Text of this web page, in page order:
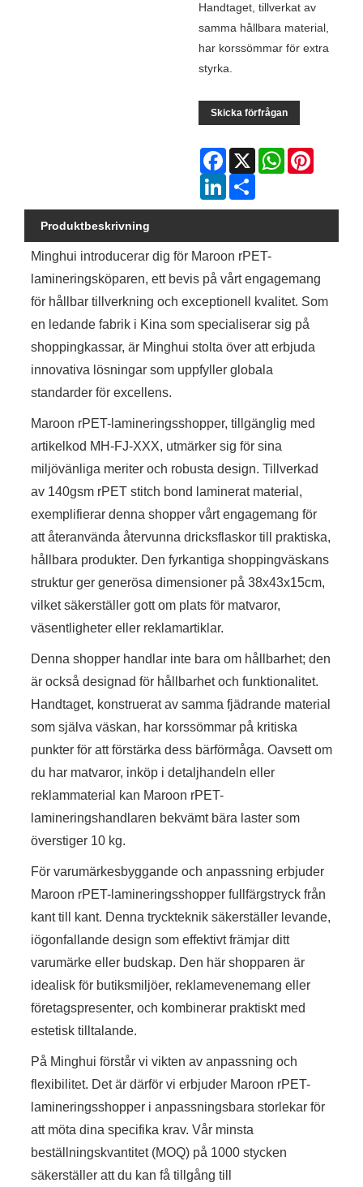
Handtaget, tillverkat av
samma hållbara material,
har korssömmar för extra
styrka.
Skicka förfrågan
Facebook
X WhatsApp
LinkedIn
Produktbeskrivning
Minghui introducerar dig för Maroon rPET-
lamineringsköparen, ett bevis på vårt engagemang
för hållbar tillverkning och exceptionell kvalitet. Som
en ledande fabrik i Kina som specialiserar sig på
shoppingkassar, är Minghui stolta över att erbjuda
innovativa lösningar som uppfyller globala
standarder för excellens.
Maroon rPET-lamineringsshopper, tillgänglig med
artikelkod MH-FJ-XXX, utmärker sig för sina
miljövänliga meriter och robusta design. Tillverkad
av 140gsm rPET stitch bond laminerat material,
exemplifierar denna shopper vårt engagemang för
att återanvända återvunna dricksflaskor till praktiska,
hållbara produkter. Den fyrkantiga shoppingväskans
struktur ger generösa dimensioner på 38x43x15cm,
vilket säkerställer gott om plats för matvaror,
väsentligheter eller reklamartiklar.
Denna shopper handlar inte bara om hållbarhet; den
är också designad för hållbarhet och funktionalitet.
Handtaget, konstruerat av samma fjädrande material
som själva väskan, har korssömmar på kritiska
punkter för att förstärka dess bärförmåga. Oavsett om
du har matvaror, inköp i detaljhandeln eller
reklammaterial kan Maroon rPET-
lamineringshandlaren bekvämt bära laster som
överstiger 10 kg.
För varumärkesbyggande och anpassning erbjuder
Maroon rPET-lamineringsshopper fullfärgstryck från
kant till kant. Denna tryckteknik säkerställer levande,
iögonfallande design som effektivt främjar ditt
varumärke eller budskap. Den här shopparen är
idealisk för butiksmiljöer, reklamevenemang eller
företagspresenter, och kombinerar praktiskt med
estetisk tilltalande.
På Minghui förstår vi vikten av anpassning och
flexibilitet. Det är därför vi erbjuder Maroon rPET-
lamineringsshopper i anpassningsbara storlekar för
att möta dina specifika krav. Vår minsta
beställningskvantitet (MOQ) på 1000 stycken
säkerställer att du kan få tillgång till